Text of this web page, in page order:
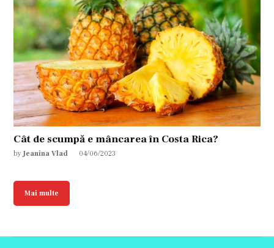
Cât de scumpă e mâncarea în Costa Rica?
by Jeanina Vlad 04/06/2023
Mai multe